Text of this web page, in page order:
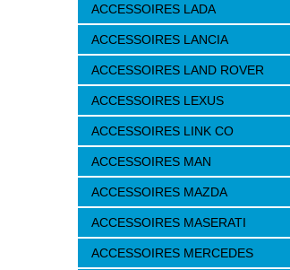
ACCESSOIRES LADA
ACCESSOIRES LANCIA
ACCESSOIRES LAND ROVER
ACCESSOIRES LEXUS
ACCESSOIRES LINK CO
ACCESSOIRES MAN
ACCESSOIRES MAZDA
ACCESSOIRES MASERATI
ACCESSOIRES MERCEDES